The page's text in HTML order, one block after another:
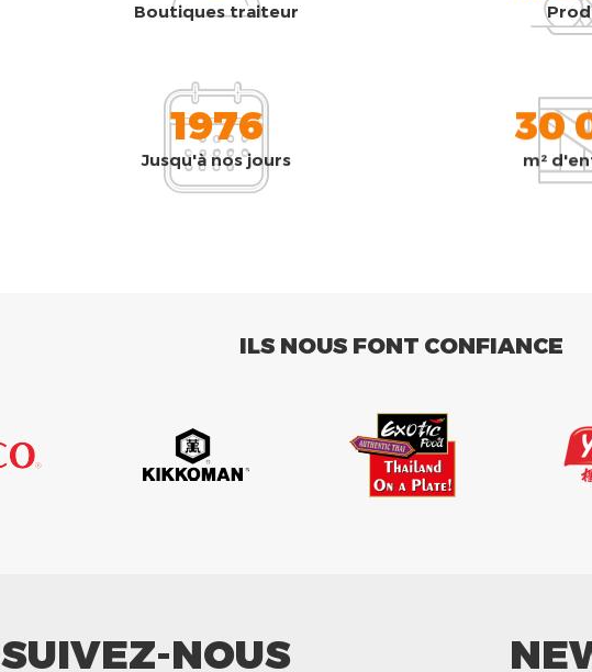
Boutiques traiteur
1976
Jusqu'à nos jours
30
m²
ILS NOUS FONT CONFIANCE
SUIVEZ-NOUS